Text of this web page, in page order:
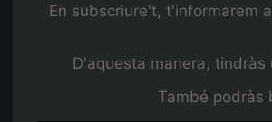
En subscriure't, t'informarem
D'aquesta manera,
També podràs